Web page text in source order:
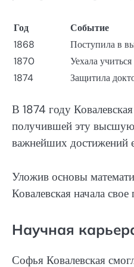
Год
Событие
1868
Поступила в
1870
Уехала
1874
Защитила
В 1874 году
получившей эту высшую
важнейших достижений
Уложив основы
Ковалевская начала
Научная
Софья Ковалевская